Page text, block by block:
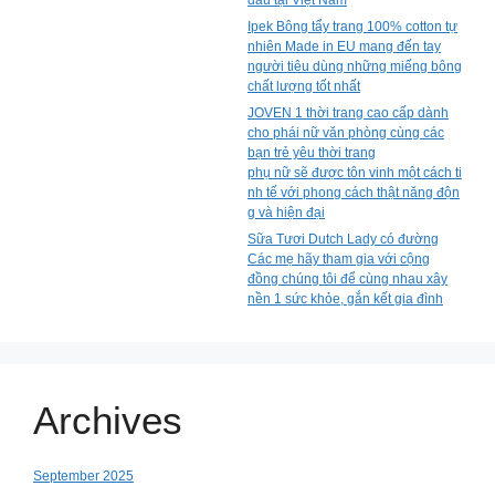
Ipek Bông tẩy trang 100% cotton tự
nhiên Made in EU mang đến tay
người tiêu dùng những miếng bông
chất lượng tốt nhất
JOVEN 1 thời trang cao cấp dành
cho phái nữ văn phòng cùng các
bạn trẻ yêu thời trang
phụ nữ sẽ được tôn vinh một cách ti
nh tế với phong cách thật năng độn
g và hiện đại
Sữa Tươi Dutch Lady có đường
Các mẹ hãy tham gia với cộng
đồng chúng tôi để cùng nhau xây
nền 1 sức khỏe, gắn kết gia đình
Archives
September 2025